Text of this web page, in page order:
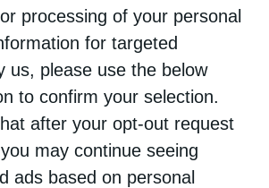
processing of your personal
for targeted
us, please use the below
to confirm your selection.
after your opt-out request
may continue seeing
ads based on personal